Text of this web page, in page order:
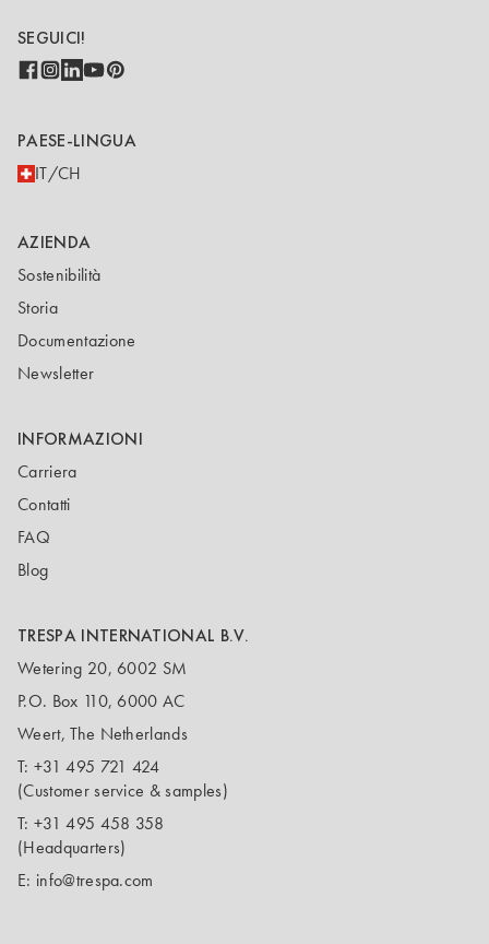
SEGUICI!
PAESE-LINGUA
IT/CH
AZIENDA
Sostenibilità
Storia
Documentazione
Newsletter
INFORMAZIONI
Carriera
Contatti
FAQ
Blog
TRESPA INTERNATIONAL B.V.
Wetering 20, 6002 SM
P.O. Box 110, 6000 AC
Weert, The Netherlands
T: +31 495 721 424
(Customer service & samples)
T: +31 495 458 358
(Headquarters)
E: info@trespa.com